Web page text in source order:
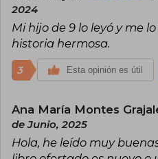
2024
Mi hijo de 9 lo leyó y me
historia hermosa.
3 Esta opinión es útil
Ana María Montes
de Junio, 2025
Hola, he leído muy